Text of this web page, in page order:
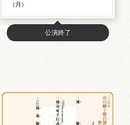
（月）
公演終了